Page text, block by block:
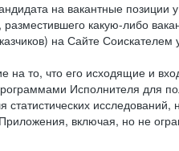
на вакантные позиции
какую-либо
на Сайте
на то, что его исходящие и
Исполнителя для
статистических
включая, но не